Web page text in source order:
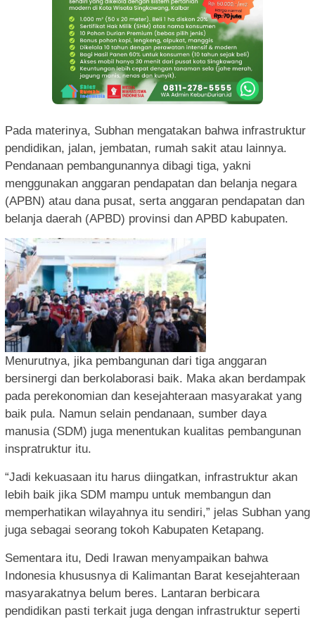
Pada materinya, Subhan mengatakan bahwa infrastruktur
pendidikan, jalan, jembatan, rumah sakit atau lainnya.
Pendanaan pembangunannya dibagi tiga, yakni
menggunakan anggaran pendapatan dan belanja negara
(APBN) atau dana pusat, serta anggaran pendapatan dan
belanja daerah (APBD) provinsi dan APBD kabupaten.
Menurutnya, jika pembangunan dari tiga anggaran
bersinergi dan berkolaborasi baik. Maka akan berdampak
pada perekonomian dan kesejahteraan masyarakat yang
baik pula. Namun selain pendanaan, sumber daya
manusia (SDM) juga menentukan kualitas pembangunan
inspratruktur itu.
“Jadi kekuasaan itu harus diingatkan, infrastruktur akan
lebih baik jika SDM mampu untuk membangun dan
memperhatikan wilayahnya itu sendiri,” jelas Subhan yang
juga sebagai seorang tokoh Kabupaten Ketapang.
Sementara itu, Dedi Irawan menyampaikan bahwa
Indonesia khususnya di Kalimantan Barat kesejahteraan
masyarakatnya belum beres. Lantaran berbicara
pendidikan pasti terkait juga dengan infrastruktur seperti